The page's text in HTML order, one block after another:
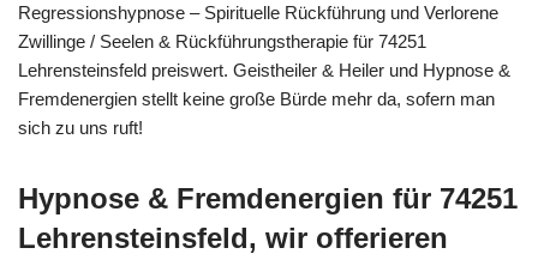
Regressionshypnose – Spirituelle Rückführung und Verlorene
Zwillinge / Seelen & Rückführungstherapie für 74251
Lehrensteinsfeld preiswert. Geistheiler & Heiler und Hypnose &
Fremdenergien stellt keine große Bürde mehr da, sofern man
sich zu uns ruft!
Hypnose & Fremdenergien für 74251
Lehrensteinsfeld, wir offerieren